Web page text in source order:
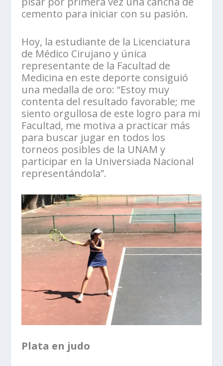
cemento para iniciar con su pasión.
Hoy, la estudiante de la Licenciatura
de Médico Cirujano y única
representante de la Facultad de
Medicina en este deporte consiguió
una medalla de oro: “Estoy muy
contenta del resultado favorable; me
siento orgullosa de este logro para mi
Facultad, me motiva a practicar más
para buscar jugar en todos los
torneos posibles de la UNAM y
participar en la Universiada Nacional
representándola”.
Plata en judo